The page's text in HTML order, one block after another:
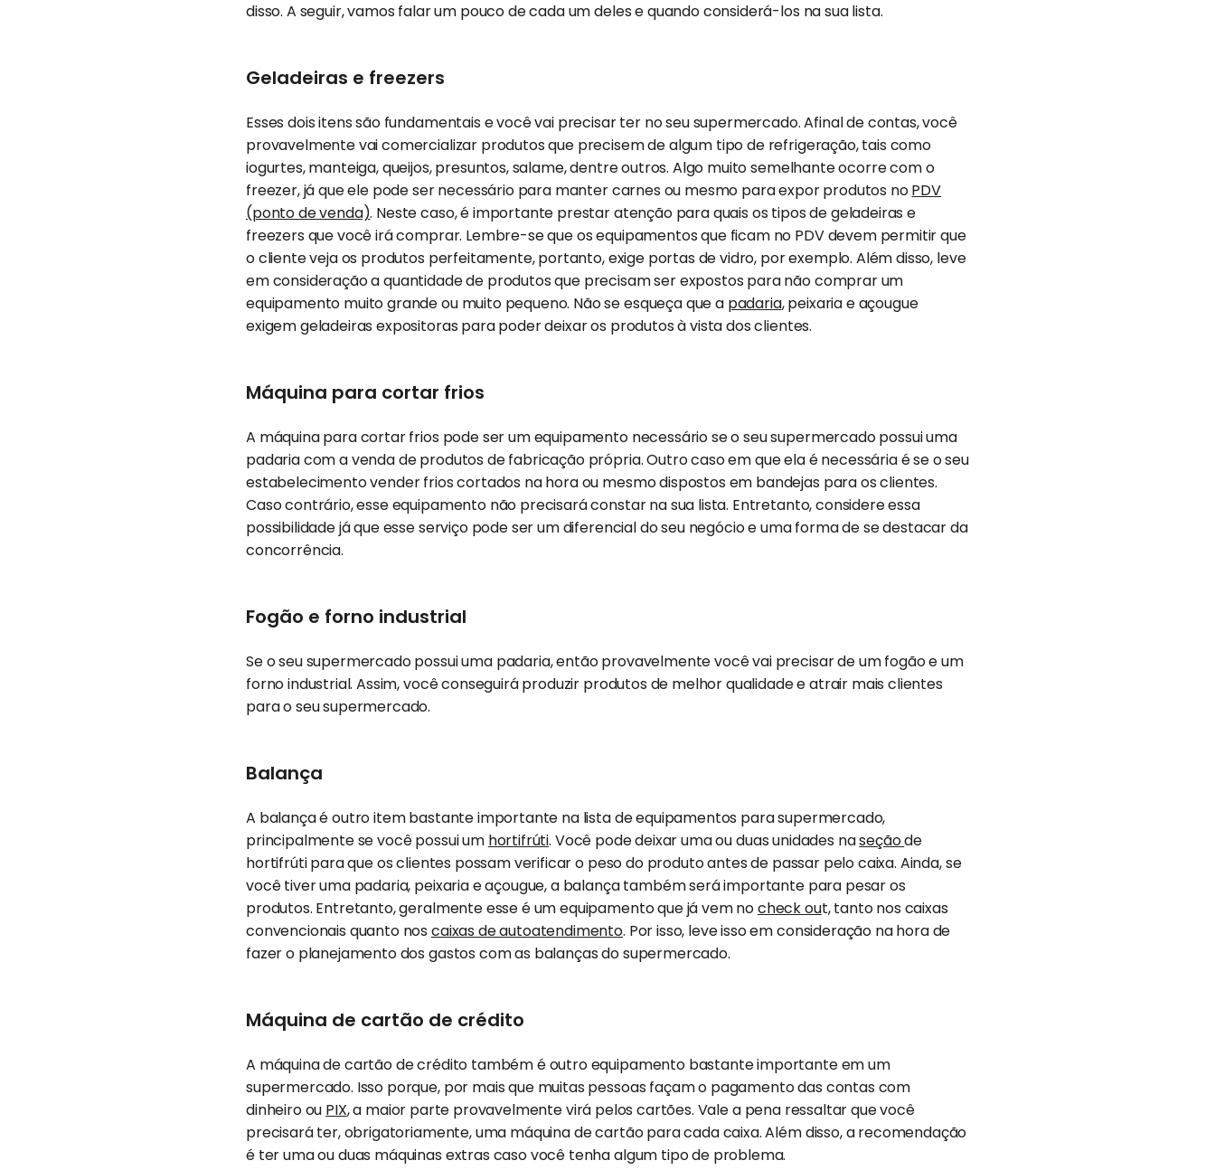
disso. A seguir, vamos falar um pouco de cada um deles e quando considerá-los na sua lista.
Geladeiras e freezers
Esses dois itens são fundamentais e você vai precisar ter no seu supermercado. Afinal de contas, você
provavelmente vai comercializar produtos que precisem de algum tipo de refrigeração, tais como
iogurtes, manteiga, queijos, presuntos, salame, dentre outros. Algo muito semelhante ocorre com o
freezer, já que ele pode ser necessário para manter carnes ou mesmo para expor produtos noPDV
(ponto de venda). Neste caso, é importante prestar atenção para quais os tipos de geladeiras e
freezers que você irá comprar. Lembre-se que os equipamentos que ficam no PDV devem permitir que
o cliente veja os produtos perfeitamente, portanto, exige portas de vidro, por exemplo. Além disso, leve
em consideração a quantidade de produtos que precisam ser expostos para não comprar um
equipamento muito grande ou muito pequeno. Não se esqueça que a padaria, peixaria e açougue
exigem geladeiras expositoras para poder deixar os produtos à vista dos clientes.
Máquina para cortar frios
A máquina para cortar frios pode ser um equipamento necessário se o seu supermercado possui uma
padaria com a venda de produtos de fabricação própria. Outro caso em que ela é necessária é se o seu
estabelecimento vender frios cortados na hora ou mesmo dispostos em bandejas para os clientes.
Caso contrário, esse equipamento não precisará constar na sua lista. Entretanto, considere essa
possibilidade já que esse serviço pode ser um diferencial do seu negócio e uma forma de se destacar da
concorrência.
Fogão e forno industrial
Se o seu supermercado possui uma padaria, então provavelmente você vai precisar de um fogão e um
forno industrial. Assim, você conseguirá produzir produtos de melhor qualidade e atrair mais clientes
para o seu supermercado.
Balança
A balança é outro item bastante importante na lista de equipamentos para supermercado,
principalmente se você possui um hortifrúti. Você pode deixar uma ou duas unidades naseçãode
hortifrúti para que os clientes possam verificar o peso do produto antes de passar pelo caixa. Ainda, se
você tiver uma padaria, peixaria e açougue, a balança também será importante para pesar os
produtos. Entretanto, geralmente esse é um equipamento que já vem nocheck out, tanto nos caixas
convencionais quanto nos caixas de autoatendimento. Por isso, leve isso em consideração na hora de
fazer o planejamento dos gastos com as balanças do supermercado.
Máquina de cartão de crédito
A máquina de cartão de crédito também é outro equipamento bastante importante em um
supermercado. Isso porque, por mais que muitas pessoas façam o pagamento das contas com
dinheiro ou PIX, a maior parte provavelmente virá pelos cartões. Vale a pena ressaltar que você
precisará ter, obrigatoriamente, uma máquina de cartão para cada caixa. Além disso, a recomendação
é ter uma ou duas máquinas extras caso você tenha algum tipo de problema.